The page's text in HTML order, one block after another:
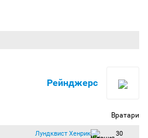
Рейнджерс
Вратари
Лундквист Хенрик 30